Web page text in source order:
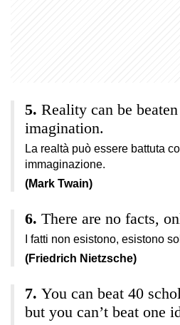
Reality can be
imagination.
La realtà può essere battuta
immaginazione.
(Mark Twain)
There are no facts,
I fatti non esistono, esistono
(Friedrich Nietzsche)
You can beat 40
but you can’t beat one